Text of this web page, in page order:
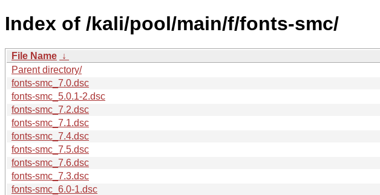
Index of /kali/pool/main/f/fonts-smc/
File Name ↓
Parent directory/
fonts-smc_7.0.dsc
fonts-smc_5.0.1-2.dsc
fonts-smc_7.2.dsc
fonts-smc_7.1.dsc
fonts-smc_7.4.dsc
fonts-smc_7.5.dsc
fonts-smc_7.6.dsc
fonts-smc_7.3.dsc
fonts-smc_6.0-1.dsc